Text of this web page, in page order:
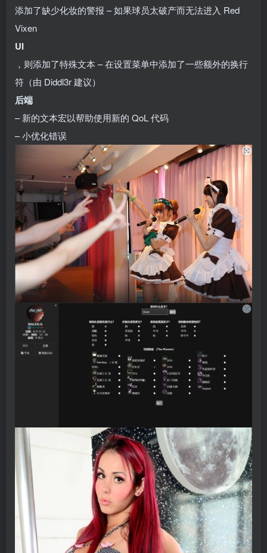
添加了缺少化妆的警报 – 如果球员太破产而无法进入 Red
Vixen
UI
，则添加了特殊文本 – 在设置菜单中添加了一些额外的换行
符（由 Diddl3r 建议）
后端
– 新的文本宏以帮助使用新的 QoL 代码
– 小优化错误